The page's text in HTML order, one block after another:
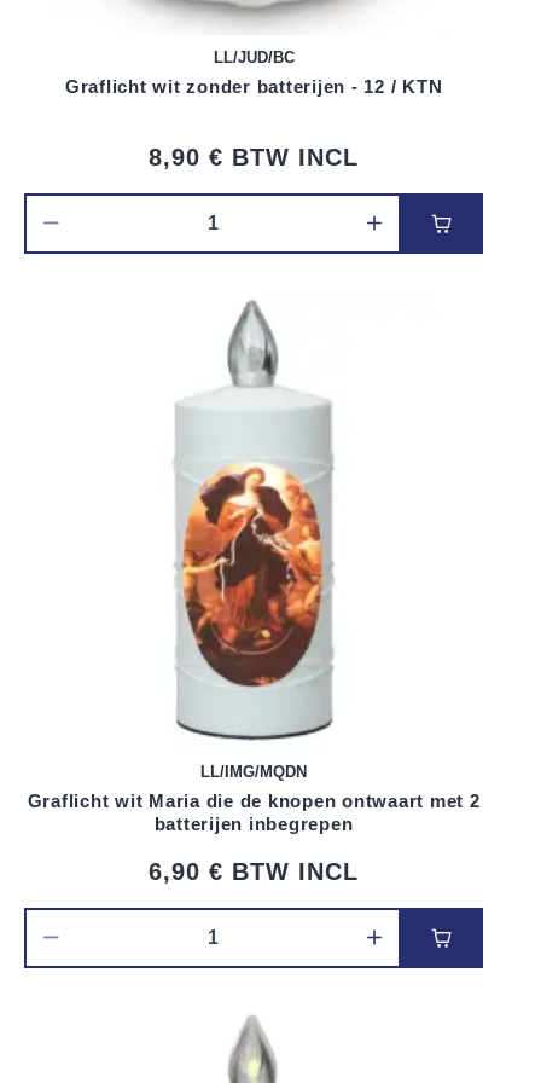
LL/JUD/BC
Graflicht wit zonder batterijen - 12 / KTN
8,90 € BTW INCL
Voeg toe
LL/IMG/MQDN
Graflicht wit Maria die de knopen ontwaart met 2
batterijen inbegrepen
6,90 € BTW INCL
Voeg toe